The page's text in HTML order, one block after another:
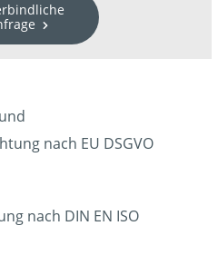
nach EU DSGVO
nach DIN EN ISO